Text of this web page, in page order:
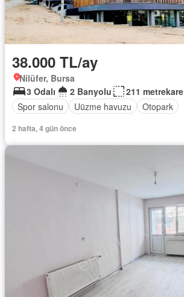
38.000 TL/ay
Nilüfer, Bursa
3 Odalı
2 Banyolu
211 metrekare
Spor salonu
Uüzme havuzu Otopark
2 hafta, 4 gün önce